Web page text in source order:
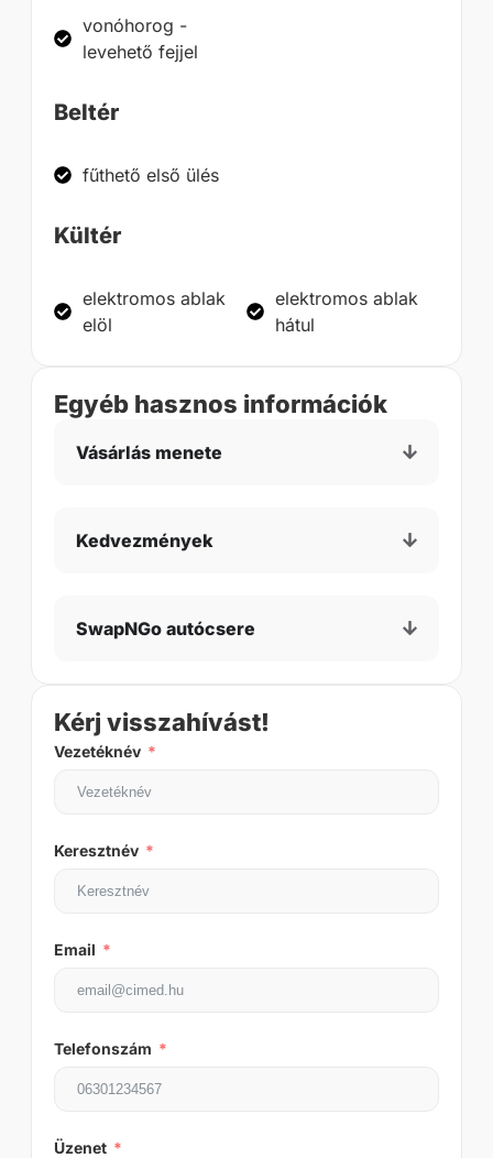
vonóhorog -
levehető fejjel
Beltér
fűthető első ülés
Kültér
elektromos ablak
elöl
elektromos ablak
hátul
Egyéb hasznos információk
Vásárlás menete
Kedvezmények
SwapNGo autócsere
Kérj visszahívást!
Vezetéknév
Keresztnév
Email
Telefonszám
Üzenet